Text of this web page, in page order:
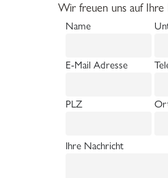
Wir freuen uns auf Ihre
Name
E-Mail Adresse
PLZ
Ihre Nachricht